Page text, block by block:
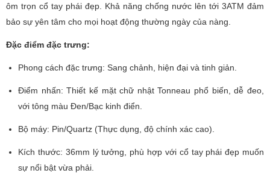
ôm trọn cổ tay phái đẹp. Khả năng chống nước lên tới 3ATM đảm
bảo sự yên tâm cho mọi hoạt động thường ngày của nàng.
Đặc điểm đặc trưng:
Phong cách đặc trưng: Sang chảnh, hiện đại và tinh giản.
Điểm nhấn: Thiết kế mặt chữ nhật Tonneau phổ biến, dễ đeo,
với tông màu Đen/Bạc kinh điển.
Bộ máy: Pin/Quartz (Thực dụng, độ chính xác cao).
Kích thước: 36mm lý tưởng, phù hợp với cổ tay phái đẹp muốn
sự nổi bật vừa phải.